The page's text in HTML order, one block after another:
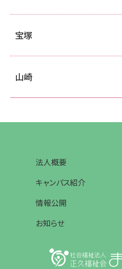
宝塚
山崎
法人概要
キャンパス紹介
情報公開
お知らせ